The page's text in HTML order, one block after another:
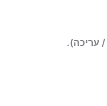
/ עריכה).